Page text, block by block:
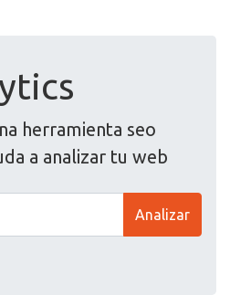
herramienta seo
a analizar tu web
Analizar